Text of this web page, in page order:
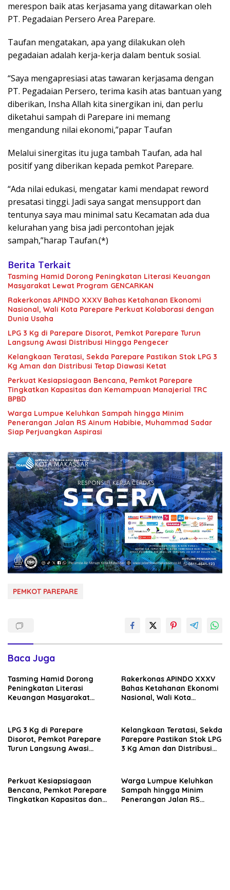
merespon baik atas kerjasama yang ditawarkan oleh
PT. Pegadaian Persero Area Parepare.
Taufan mengatakan, apa yang dilakukan oleh
pegadaian adalah kerja-kerja dalam bentuk sosial.
“Saya mengapresiasi atas tawaran kerjasama dengan
PT. Pegadaian Persero, terima kasih atas bantuan yang
diberikan, Insha Allah kita sinergikan ini, dan perlu
diketahui sampah di Parepare ini memang
mengandung nilai ekonomi,”papar Taufan
Melalui sinergitas itu juga tambah Taufan, ada hal
positif yang diberikan kepada pemkot Parepare.
“Ada nilai edukasi, mengatar kami mendapat reword
presatasi tinggi. Jadi saya sangat mensupport dan
tentunya saya mau minimal satu Kecamatan ada dua
kelurahan yang bisa jadi percontohan jejak
sampah,”harap Taufan.(*)
Berita Terkait
Tasming Hamid Dorong Peningkatan Literasi Keuangan
Masyarakat Lewat Program GENCARKAN
Rakerkonas APINDO XXXV Bahas Ketahanan Ekonomi
Nasional, Wali Kota Parepare Perkuat Kolaborasi dengan
Dunia Usaha
LPG 3 Kg di Parepare Disorot, Pemkot Parepare Turun
Langsung Awasi Distribusi Hingga Pengecer
Kelangkaan Teratasi, Sekda Parepare Pastikan Stok LPG 3
Kg Aman dan Distribusi Tetap Diawasi Ketat
Perkuat Kesiapsiagaan Bencana, Pemkot Parepare
Tingkatkan Kapasitas dan Kemampuan Manajerial TRC
BPBD
Warga Lumpue Keluhkan Sampah hingga Minim
Penerangan Jalan RS Ainum Habibie, Muhammad Sadar
Siap Perjuangkan Aspirasi
PEMKOT PAREPARE
Baca Juga
Tasming Hamid Dorong
Peningkatan Literasi
Keuangan Masyarakat
Rakerkonas APINDO XXXV
Bahas Ketahanan Ekonomi
Nasional, Wali Kota
Usaha
LPG 3 Kg di Parepare
Disorot, Pemkot Parepare
Turun Langsung Awasi
Kelangkaan Teratasi, Sekda
Parepare Pastikan Stok LPG
3 Kg Aman dan Distribusi
Perkuat Kesiapsiagaan
Bencana, Pemkot Parepare
Tingkatkan Kapasitas dan
Warga Lumpue Keluhkan
Sampah hingga Minim
Penerangan Jalan RS